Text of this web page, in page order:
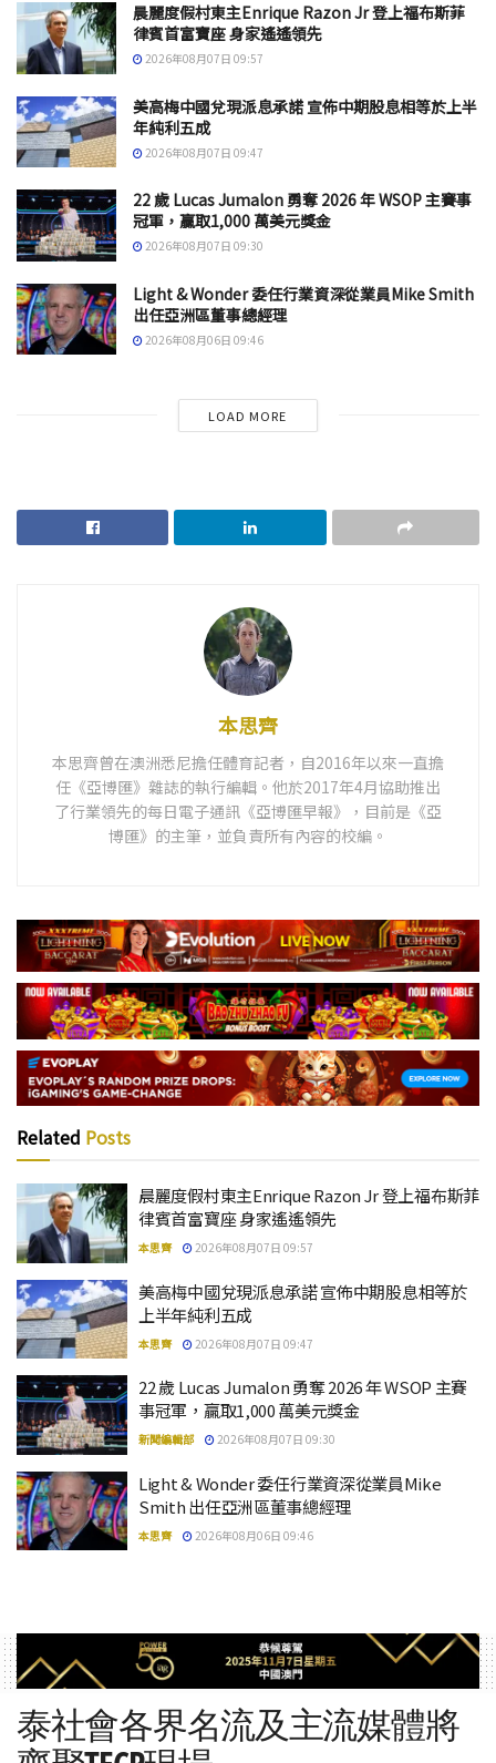
晨麗度假村東主Enrique Razon Jr 登上福布斯菲
律賓首富寶座 身家遙遙領先
2026年08月07日 09:57
美高梅中國兌現派息承諾 宣佈中期股息相等於上半
年純利五成
2026年08月07日 09:47
22 歲 Lucas Jumalon 勇奪 2026 年 WSOP 主賽事
冠軍，贏取1,000 萬美元獎金
2026年08月07日 09:30
Light & Wonder 委任行業資深從業員Mike Smith
出任亞洲區董事總經理
2026年08月06日 09:46
LOAD MORE
本思齊
本思齊曾在澳洲悉尼擔任體育記者，自2016年以來一直擔
任《亞博匯》雜誌的執行編輯。他於2017年4月協助推出
了行業領先的每日電子通訊《亞博匯早報》，目前是《亞
博匯》的主筆，並負責所有內容的校編。
Related Posts
晨麗度假村東主Enrique Razon Jr 登上福布斯菲
律賓首富寶座 身家遙遙領先
本思齊 2026年08月07日 09:57
美高梅中國兌現派息承諾 宣佈中期股息相等於
上半年純利五成
本思齊 2026年08月07日 09:47
22 歲 Lucas Jumalon 勇奪 2026 年 WSOP 主賽
事冠軍，贏取1,000 萬美元獎金
新聞編輯部 2026年08月07日 09:30
Light & Wonder 委任行業資深從業員Mike
Smith 出任亞洲區董事總經理
本思齊 2026年08月06日 09:46
泰社會各界名流及主流媒體將